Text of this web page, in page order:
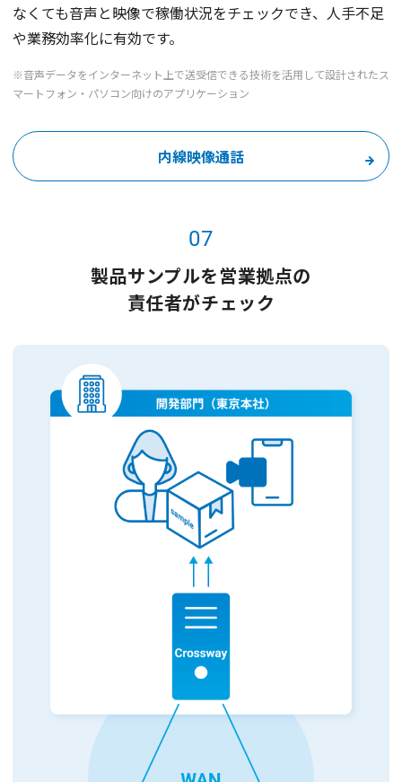
なくても音声と映像で稼働状況をチェックでき、人手不足
や業務効率化に有効です。
※音声データをインターネット上で送受信できる技術を活用して設計されたス
マートフォン・パソコン向けのアプリケーション
内線映像通話
07
製品サンプルを営業拠点の
責任者がチェック